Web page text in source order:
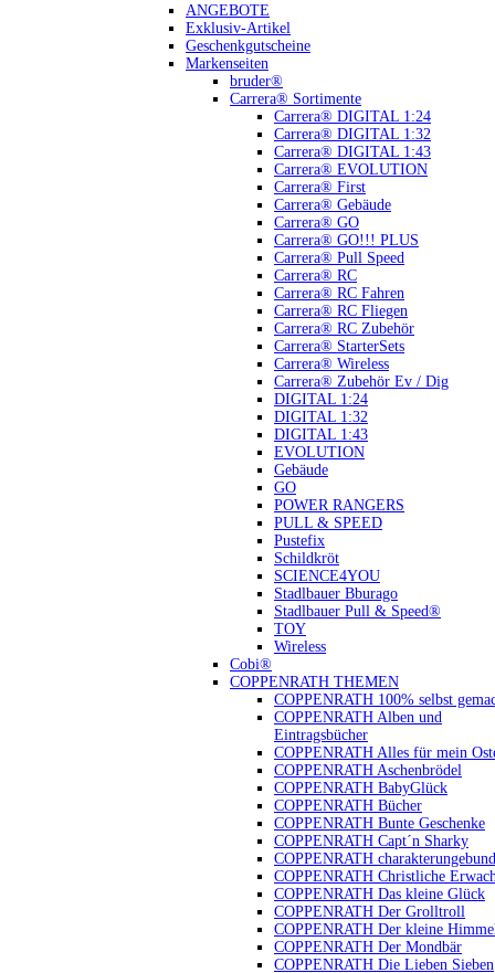
ANGEBOTE
Exklusiv-Artikel
Geschenkgutscheine
Markenseiten
bruder®
Carrera® Sortimente
Carrera® DIGITAL 1:24
Carrera® DIGITAL 1:32
Carrera® DIGITAL 1:43
Carrera® EVOLUTION
Carrera® First
Carrera® Gebäude
Carrera® GO
Carrera® GO!!! PLUS
Carrera® Pull Speed
Carrera® RC
Carrera® RC Fahren
Carrera® RC Fliegen
Carrera® RC Zubehör
Carrera® StarterSets
Carrera® Wireless
Carrera® Zubehör Ev / Dig
DIGITAL 1:24
DIGITAL 1:32
DIGITAL 1:43
EVOLUTION
Gebäude
GO
POWER RANGERS
PULL & SPEED
Pustefix
Schildkröt
SCIENCE4YOU
Stadlbauer Bburago
Stadlbauer Pull & Speed®
TOY
Wireless
Cobi®
COPPENRATH THEMEN
COPPENRATH 100% selbst
COPPENRATH Alben und
Eintragsbücher
COPPENRATH Alles für mein
COPPENRATH Aschenbrödel
COPPENRATH BabyGlück
COPPENRATH Bücher
COPPENRATH Bunte Geschenke
COPPENRATH Capt´n Sharky
COPPENRATH
COPPENRATH Christliche
COPPENRATH Das kleine Glück
COPPENRATH Der Grolltroll
COPPENRATH Der kleine
COPPENRATH Der Mondbär
COPPENRATH Die Lieben Sieben